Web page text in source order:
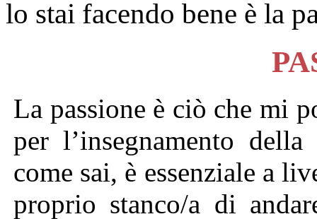
lo stai facendo bene è la
La passione è ciò che mi
per l’insegnamento
come sai, è essenziale a
proprio stanco/a di